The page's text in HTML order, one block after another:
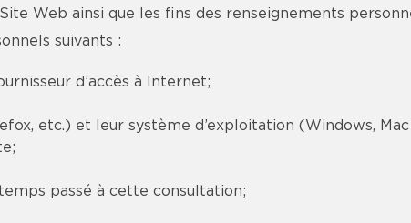
Web ainsi que les fins des renseignements
suivants :
d’accès à Internet;
etc.) et leur système d’exploitation (Windows, Mac
passé à cette consultation;